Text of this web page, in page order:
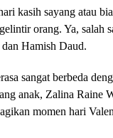
kasih sayang atau
orang. Ya, salah
Hamish Daud.
sangat berbeda
anak, Zalina Raine
momen hari